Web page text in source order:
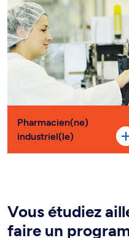
Pharmacien(ne)
industriel(le)
Vous étudiez
faire un